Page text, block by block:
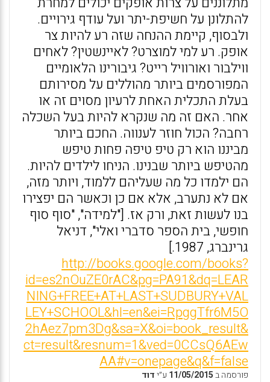
להתלונן על חשיפת-יתר ועל עודף גירויים.
ולבסוף, קיימת ההנחה שזה רע להיות צר
אופק. רע למי למוצרט? לאיינשטין? לאחים
ווילבור ואורוויל רייט? גיבורינו הלאומיים
המפורסמים ביותר מהוללים על מסירותם
בעלת התכלית האחת לרעיון מסוים זה או
אחר. האם זה מה שנקרא להיות בעל השכלה
רחבה? הכול חוזר לענווה. החכם ביותר
מביננו הוא רק טיפ טיפה פחות טיפש
מהטיפש ביותר שבנינו. הניחו לילדים להיות.
הם ילמדו כל מה שעליהם ללמוד, ויותר מזה,
אם לא נתערב, אלא אם כן וכאשר הם יפצירו
בנו לעשות זאת, ורק אז. ["למידה", "סוף סוף
חופשי, בית הספר סדברי ואלי", דניאל
גרינברג, 1987.]
http://books.google.com/books?
id=es2nOuZE0rAC&pg=PA91&dq=LEAR
NING+FREE+AT+LAST+SUDBURY+VAL
LEY+SCHOOL&hl=en&ei=RpggTfr6M5O
2hAez7pm3Dg&sa=X&oi=book_result&
ct=result&resnum=1&ved=0CCsQ6AEw
AA#v=onepage&q&f=false
פורסמה ב11/05/2015 ע״ידוד